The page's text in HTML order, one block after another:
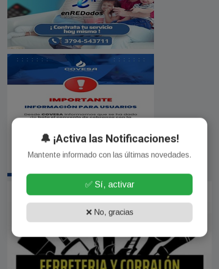
🔔 ¡Activa las Notificaciones!
Mantente informado con las últimas novedades.
✅ Sí, activar
❌ No, gracias